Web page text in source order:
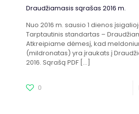
Draudžiamasis sąrašas 2016 m.
Nuo 2016 m. sausio 1 dienos
Tarptautinis standartas –
Atkreipiame dėmesį, kad
(mildronatas) yra įraukats į
2016. Sąrašą PDF […]
0